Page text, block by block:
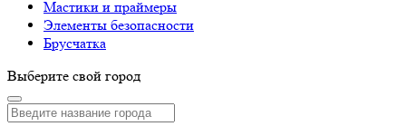
Мастики и праймеры
Элементы безопасности
Брусчатка
Выберите свой город